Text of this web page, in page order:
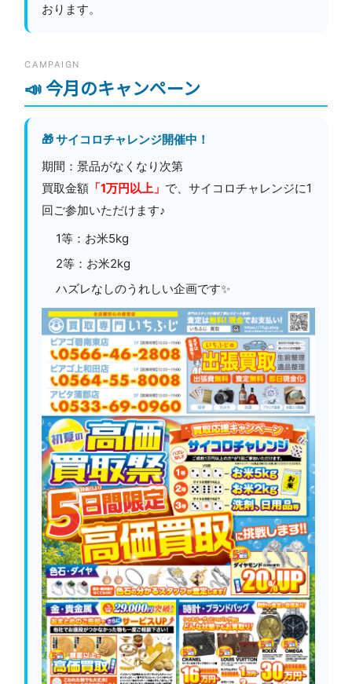
おります。
CAMPAIGN
📣 今月のキャンペーン
🎁 サイコロチャレンジ開催中！
期間：景品がなくなり次第
買取金額 「1万円以上」 で、サイコロチャレンジに1
回ご参加いただけます♪
1等：お米5kg
2等：お米2kg
ハズレなしのうれしい企画です✨